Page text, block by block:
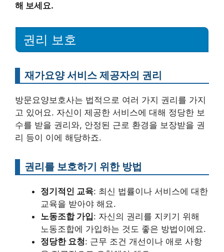
해 보세요.
권리 보호
재가요양 서비스 제공자의 권리
방문요양보호사는 법적으로 여러 가지 권리를 가지
고 있어요. 자신이 제공한 서비스에 대해 정당한 보
수를 받을 권리와, 안정된 근로 환경을 보장받을 권
리 등이 이에 해당하죠.
권리를 보호하기 위한 방법
정기적인 교육: 최신 법률이나 서비스에 대한
교육을 받아야 해요.
노동조합 가입: 자신의 권리를 지키기 위해
노동조합에 가입하는 것도 좋은 방법이에요.
정당한 요청: 근무 조건 개선이나 애로 사항